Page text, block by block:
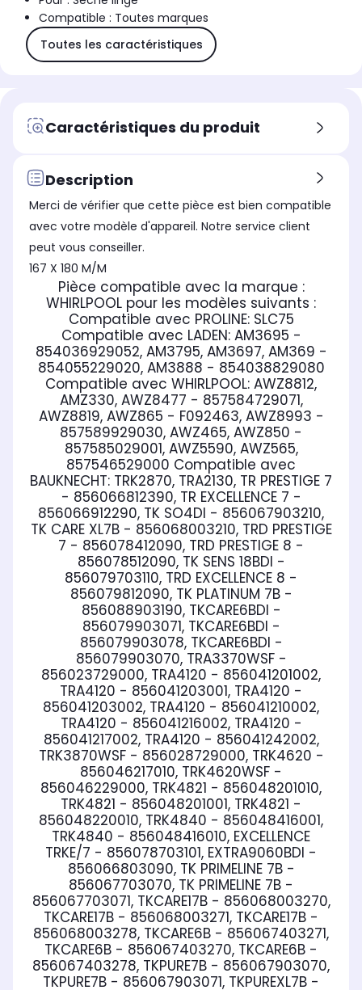
Compatible : Toutes marques
Toutes les caractéristiques
Caractéristiques du produit
Description
Merci de vérifier que cette pièce est bien compatible
avec votre modèle d'appareil. Notre service client
peut vous conseiller.
167 X 180 M/M
Pièce compatible avec la marque :
WHIRLPOOL pour les modèles suivants :
Compatible avec PROLINE: SLC75
Compatible avec LADEN: AM3695 -
854036929052, AM3795, AM3697, AM369 -
854055229020, AM3888 - 854038829080
Compatible avec WHIRLPOOL: AWZ8812,
AMZ330, AWZ8477 - 857584729071,
AWZ8819, AWZ865 - F092463, AWZ8993 -
857589929030, AWZ465, AWZ850 -
857585029001, AWZ5590, AWZ565,
857546529000
BAUKNECHT: TRK2870, TRA2130, TR PRESTIGE 7
- 856066812390, TR EXCELLENCE 7 -
856066912290, TK SO4DI - 856067903210,
TK CARE XL7B - 856068003210, TRD PRESTIGE
7 - 856078412090, TRD PRESTIGE 8 -
856078512090, TK SENS 18BDI -
856079703110, TRD EXCELLENCE 8 -
856079812090, TK PLATINUM 7B -
856088903190, TKCARE6BDI -
856079903071, TKCARE6BDI -
856079903078, TKCARE6BDI -
856079903070, TRA3370WSF -
856023729000, TRA4120 - 856041201002,
TRA4120 - 856041203001, TRA4120 -
856041203002, TRA4120 - 856041210002,
TRA4120 - 856041216002, TRA4120 -
856041217002, TRA4120 - 856041242002,
TRK3870WSF - 856028729000, TRK4620 -
856046217010, TRK4620WSF -
856046229000, TRK4821 - 856048201010,
TRK4821 - 856048201001, TRK4821 -
856048220010, TRK4840 - 856048416001,
TRK4840 - 856048416010, EXCELLENCE
TRKE/7 - 856078703101, EXTRA9060BDI -
856066803090, TK PRIMELINE 7B -
856067703070, TK PRIMELINE 7B -
856067703071, TKCARE17B - 856068003270,
TKCARE17B - 856068003271, TKCARE17B -
856068003278, TKCARE6B - 856067403271,
TKCARE6B - 856067403270, TKCARE6B -
856067403278, TKPURE7B - 856067903070,
TKPURE7B - 856067903071, TKPUREXL7B -